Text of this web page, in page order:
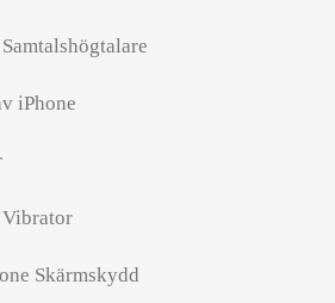
iPhone
Skärmskydd